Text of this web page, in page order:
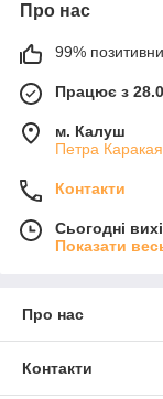
Про нас
99%
Працює з
м. Калуш
Петра
Контакти
Сьогодні
Показати
Про нас
Контакти